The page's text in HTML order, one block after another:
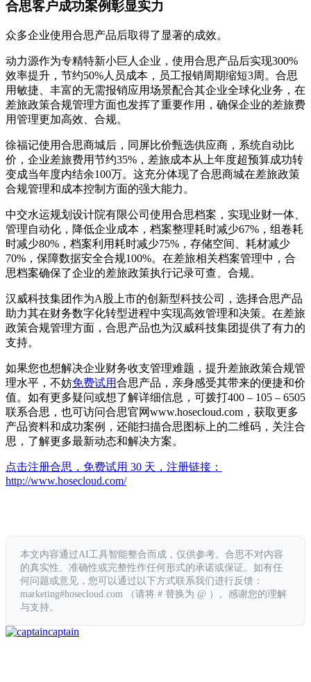
合思客户成功案例彰显实力
众多企业使用合思产品后取得了显著的成效。
动力源作为专精特新小巨人企业，使用合思产品后实现300%
效率提升，节约50%人员成本，员工报销周期缩短3周。合思
用敏捷、丰富的无需报销应用场景配合其企业全球化业务，在
差旅政策合规管理方面也发挥了重要作用，确保企业的差旅费
用管理更加高效、合规。
徐福记使用合思商城后，同屏比价甄选供应商，系统自动比
价，企业差旅费用节约35%，差旅成本从上年度超预算成功转
变成当年度内结余100万。这充分体现了合思商城在差旅政策
合规管理和成本控制方面的强大能力。
中交水运规划设计院有限公司使用合思档案，实现业财一体、
管理自动化，降低企业成本，档案整理耗时减少67%，组卷耗
时减少80%，档案利用耗时减少75%，存储空间、耗材减少
70%，保障数据安全合规100%。在差旅相关档案管理中，合
思档案确保了企业的差旅政策执行记录可查、合规。
汉威科技集团作为A股上市的创新型科技公司，选择合思产品
助力其在财务数字化转型进程中实现高效管理和决策。在差旅
政策合规管理方面，合思产品也为汉威科技集团提供了有力的
支持。
如果您也想解决企业财务收支管理难题，提升差旅政策合规管
理水平，不妨免费试用合思产品，亲身感受其带来的便捷和价
值。如有更多疑问或想了解详细信息，可拨打400 – 105 – 6505
联系合思，也可访问合思官网www.hosecloud.com，获取更多
产品资料和成功案例，还能扫描合思图标上的二维码，关注合
思，了解更多最新动态和解决方案。
点击注册合思，免费试用 30 天，注册链接：
http://www.hosecloud.com/
本文内容通过AI工具智能整合而成，仅供参考。合思不对内容
的真实性、准确性或完整性作任何形式的承诺或保证。如有任
何问题或意见，您可以通过以下方式联系我们进行反馈：
marketing#hosecloud.com （请将 # 替换为 @ ）。感谢您的理解
与支持。
captain